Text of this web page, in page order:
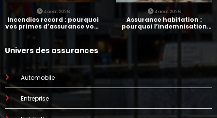
4 août 2026
Incendies record : pourquoi
vos primes d’assurance vont
4 août 2026
Assurance habitation :
pourquoi l’indemnisation
prend parfois 7 mois
Univers des assurances
Automobile
Entreprise